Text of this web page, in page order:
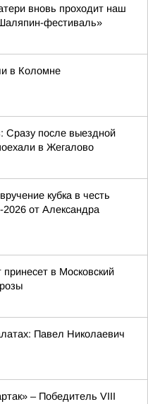
вновь проходит наш
фестиваль»
в Коломне
Сразу после выездной
в Жегалово
кубка в честь
от Александра
в Московский
Павел Николаевич
– Победитель VIII